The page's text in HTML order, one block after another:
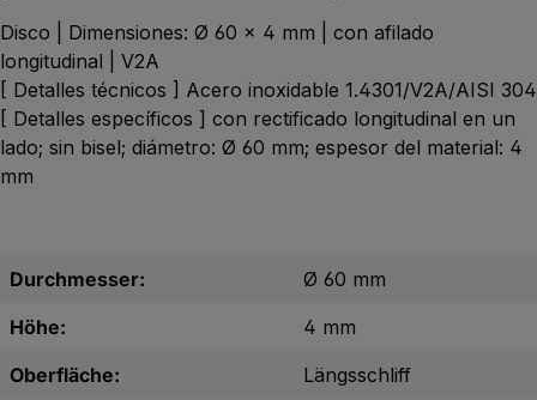
Disco | Dimensiones: Ø 60 x 4 mm | con afilado
longitudinal | V2A
[ Detalles técnicos ] Acero inoxidable 1.4301/V2A/AISI 304
[ Detalles específicos ] con rectificado longitudinal en un
lado; sin bisel; diámetro: Ø 60 mm; espesor del material: 4
mm
Durchmesser:
Ø 60 mm
Höhe:
4 mm
Oberfläche:
Längsschliff